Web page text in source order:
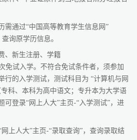
需通过“中国高等教育学生信息网”
查询原学历信息。
、新生注册、学籍
免试入学。不符合免试条件者，须参加
行的入学测试，测试科目为 “计算机与网
科、本科为高中语文；专升本为大学语
可登录“网上人大”主页-“入学测试”，进
上人大”主页-“录取查询”，查询录取结